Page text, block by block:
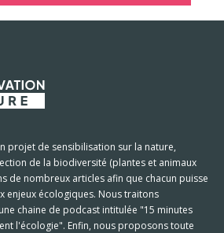
projet de sensibilisation sur la nature,
de la biodiversité (plantes et animaux
de nombreux articles afin que chacun puisse
enjeux écologiques. Nous traitons
chaine de podcast intitulée "15 minutes
l'écologie". Enfin, nous proposons toute